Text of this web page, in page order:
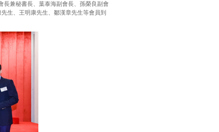
長兼秘書長、葉泰海副會長、孫榮良副會
生、王明康先生、鄒漢章先生等會員到